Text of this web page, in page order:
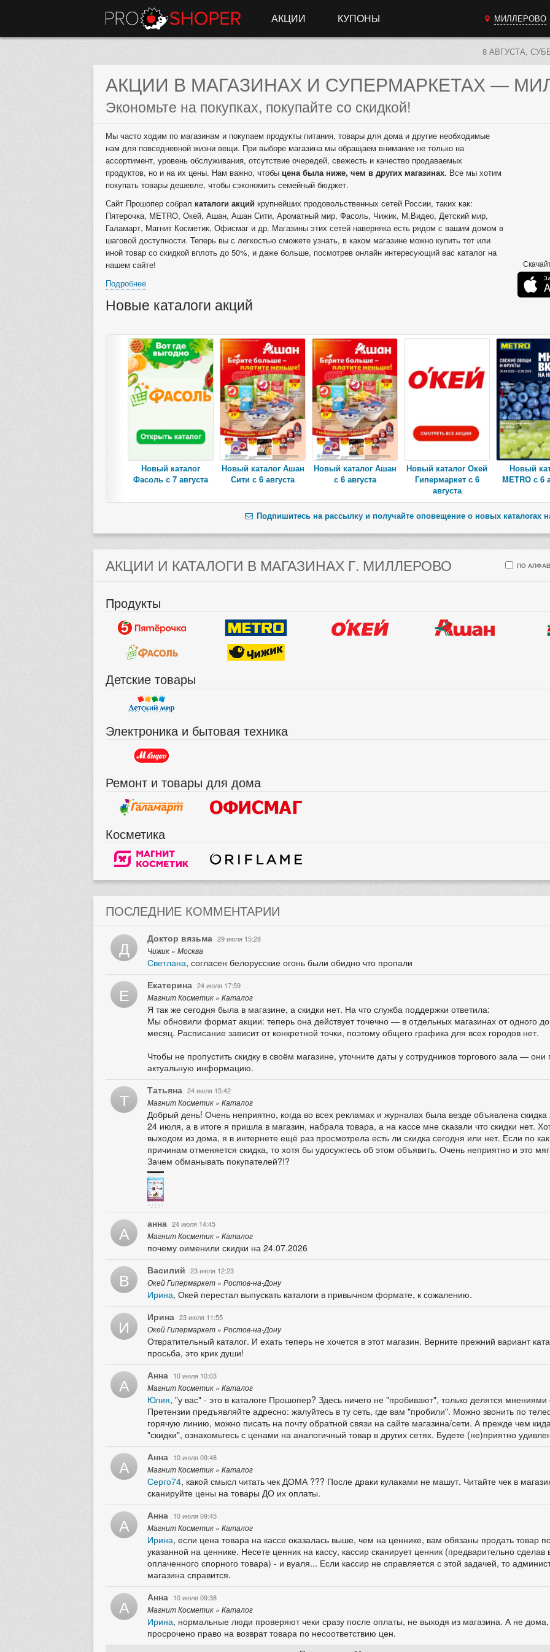
АКЦИИ КУПОНЫ МИЛЛЕРОВО
8 АВГУСТА,
АКЦИИ В МАГАЗИНАХ И СУПЕРМАРКЕТАХ —
Экономьте на покупках, покупайте со скидкой!
Мы часто ходим по магазинам и покупаем продукты питания, товары для дома и другие необходимые
нам для повседневной жизни вещи. При выборе магазина мы обращаем внимание не только на
ассортимент, уровень обслуживания, отсутствие очередей, свежесть и качество продаваемых
продуктов, но и на их цены. Нам важно, чтобы цена была ниже, чем в других магазинах. Все мы хотим
покупать товары дешевле, чтобы сэкономить семейный бюджет.
Сайт Прошопер собрал каталоги акций крупнейших продовольственных сетей России, таких как:
Пятерочка, METRO, Окей, Ашан, Ашан Сити, Ароматный мир, Фасоль, Чижик, М.Видео, Детский мир,
Галамарт, Магнит Косметик, Офисмаг и др. Магазины этих сетей наверняка есть рядом с вашим домом в
шаговой доступности. Теперь вы с легкостью сможете узнать, в каком магазине можно купить тот или
иной товар со скидкой вплоть до 50%, и даже больше, посмотрев онлайн интересующий вас каталог на
нашем сайте!
Подробнее
Новые каталоги акций
Новый каталог
Фасоль с 7 августа
Новый каталог Ашан
Сити с 6 августа
Новый каталог Ашан
с 6 августа
Новый каталог Окей
Гипермаркет с 6
августа
Новый
METRO с 6
Подпишитесь на рассылку и получайте оповещение о новых каталогах
АКЦИИ И КАТАЛОГИ В МАГАЗИНАХ Г. МИЛЛЕРОВО ПО
Продукты
Детские товары
Электроника и бытовая техника
Ремонт и товары для дома
Косметика
ПОСЛЕДНИЕ КОММЕНТАРИИ
Д Доктор вязьма 29 июля 15:28
Чижик » Москва
Светлана, согласен белорусские огонь были обидно что пропали
Е Екатерина 24 июля 17:59
Магнит Косметик » Каталог
Я так же сегодня была в магазине, а скидки нет. На что служба поддержки ответила:
Мы обновили формат акции: теперь она действует точечно — в отдельных магазинах от одного до
месяц. Расписание зависит от конкретной точки, поэтому общего графика для всех городов нет.
Чтобы не пропустить скидку в своём магазине, уточните даты у сотрудников торгового зала — они
актуальную информацию.
Т Татьяна 24 июля 15:42
Магнит Косметик » Каталог
Добрый день! Очень неприятно, когда во всех рекламах и журналах была везде объявлена скидка
24 июля, а в итоге я пришла в магазин, набрала товара, а на кассе мне сказали что скидки нет.
выходом из дома, я в интернете ещё раз просмотрела есть ли скидка сегодня или нет. Если по
причинам отменяется скидка, то хотя бы удосужтесь об этом объявить. Очень неприятно и это
Зачем обманывать покупателей?!?
А анна 24 июля 14:45
Магнит Косметик » Каталог
почему оименили скидки на 24.07.2026
В Василий 23 июля 12:23
Окей Гипермаркет » Ростов-на-Дону
Ирина, Окей перестал выпускать каталоги в привычном формате, к сожалению.
И Ирина 23 июля 11:55
Окей Гипермаркет » Ростов-на-Дону
Отвратительный каталог. И ехать теперь не хочется в этот магазин. Верните прежний вариант
просьба, это крик души!
А Анна 10 июля 10:03
Магнит Косметик » Каталог
Юлия, "у вас" - это в каталоге Прошопер? Здесь ничего не "пробивают", только делятся мнениями
Претензии предъявляйте адресно: жалуйтесь в ту сеть, где вам "пробили". Можно звонить по
горячую линию, можно писать на почту обратной связи на сайте магазина/сети. А прежде чем
"скидки", ознакомьтесь с ценами на аналогичный товар в других сетях. Будете (не)приятно
А Анна 10 июля 09:48
Магнит Косметик » Каталог
Серго74, какой смысл читать чек ДОМА ??? После драки кулаками не машут. Читайте чек в
сканируйте цены на товары ДО их оплаты.
А Анна 10 июля 09:45
Магнит Косметик » Каталог
Ирина, если цена товара на кассе оказалась выше, чем на ценнике, вам обязаны продать товар
указанной на ценнике. Несете ценник на кассу, кассир сканирует ценник (предварительно сделав
оплаченного спорного товара) - и вуаля... Если кассир не справляется с этой задачей, то
магазина справится.
А Анна 10 июля 09:38
Магнит Косметик » Каталог
Ирина, нормальные люди проверяют чеки сразу после оплаты, не выходя из магазина. А не дома,
просрочено право на возврат товара по несоответствию цен.